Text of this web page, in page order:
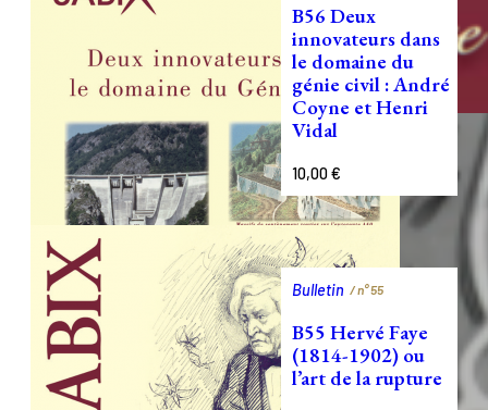
B56 Deux
innovateurs dans
le domaine du
génie civil : André
Coyne et Henri
Vidal
10,00€
Bulletin / n°55
B55 Hervé Faye
(1814-1902) ou
l’art de la rupture